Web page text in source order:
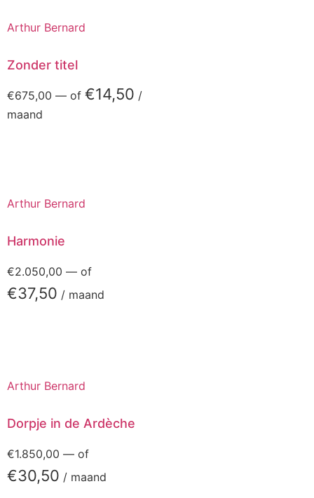
Arthur Bernard
Zonder titel
€675,00 — of €14,50 /
maand
Arthur Bernard
Harmonie
€2.050,00 — of
€37,50 / maand
Arthur Bernard
Dorpje in de Ardèche
€1.850,00 — of
€30,50 / maand